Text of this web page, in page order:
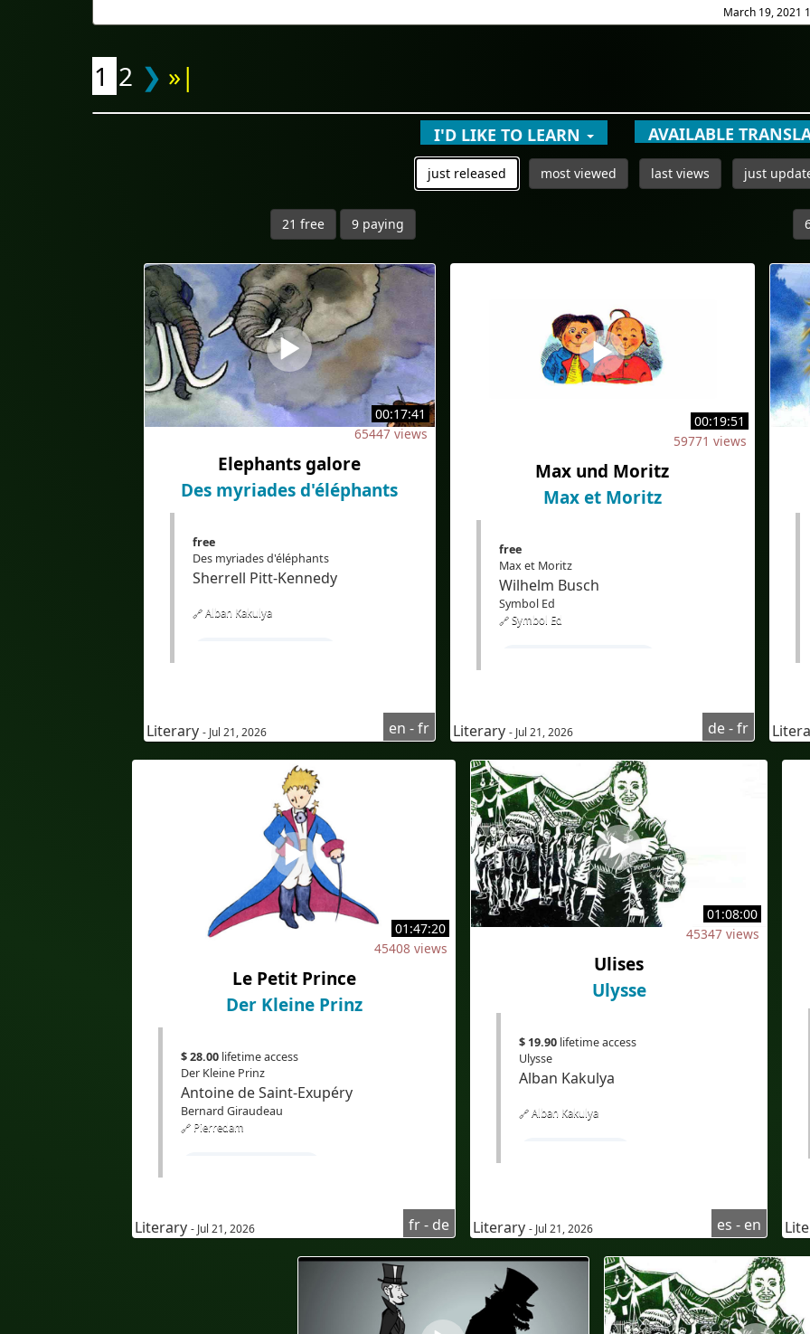
March 19, 2021
1 2 ❯ »|
I'D LIKE TO LEARN AVAILABLE
just released most viewed last views just
21 free 9 paying
00:17:41
65447 views
Elephants galore
Des myriades d'éléphants
free
Des myriades d'éléphants
Sherrell Pitt-Kennedy
🔗 Alban Kakulya
#compréhensionoraled'anglais
#AudioinEnglish
#Audioenanglais
#subtitlesinFrench
#sous-titresenfrançais
#bilingualcaptions
#Translation
#AI
#Bilingue
#sous-titresbilingues
#EdTech
#eLearning
Literary - Jul 21, 2026 en - fr
00:19:51
59771 views
Max und Moritz
Max et Moritz
free
Max et Moritz
Wilhelm Busch
Symbol Ed
🔗 Symbol Ed
#Audioenallemand
#UntertitelaufFranzösisch
#sous-titresenfrançais
#Zweisprachig
#zweisprachigeUntertitel
#Traduction
#KI
#Bilingue
#sous-titresbilingues
#eLearning
Literary - Jul 21, 2026 de - fr
01:47:20
45408 views
Le Petit Prince
Der Kleine Prinz
$ 28.00 lifetime access
Der Kleine Prinz
Antoine de Saint-Exupéry
Bernard Giraudeau
🔗 Pierredam
#HörverstehenFranzösisch
#Audioenfrançais
Literary - Jul 21, 2026 fr - de
01:08:00
45347 views
Ulises
Ulysse
$ 19.90 lifetime access
Ulysse
Alban Kakulya
🔗 Alban Kakulya
#Spanishlisteningcomprehension
#Audioenespañol
#AudioinSpanish
#Subtítuloseninglés
Literary - Jul 21, 2026 es - en